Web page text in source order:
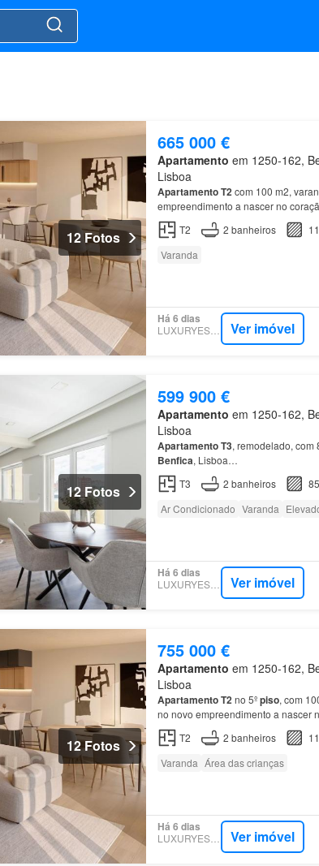
12 Fotos
665 000 €
Apartamento em 1250-162,
Lisboa
ApartamentoT2com 100 m2,
empreendimento a nascer no
design inteligente com conforto
T2 2 banheiros
Varanda
Há 6 dias
LUXURYESTATE Ver imóvel
12 Fotos
599 900 €
Apartamento em 1250-162,
Lisboa
ApartamentoT3, remodelado, com
Benfica, Lisboa…
T3
2 banheiros
Ar Condicionado Varanda
Há 6 dias
LUXURYESTATE Ver imóvel
12 Fotos
755 000 €
Apartamento em 1250-162,
Lisboa
ApartamentoT2no 5ºpiso, com
no novo empreendimento a nascer
T2
2 banheiros
Varanda Área das crianças
Há 6 dias
LUXURYESTATE Ver imóvel